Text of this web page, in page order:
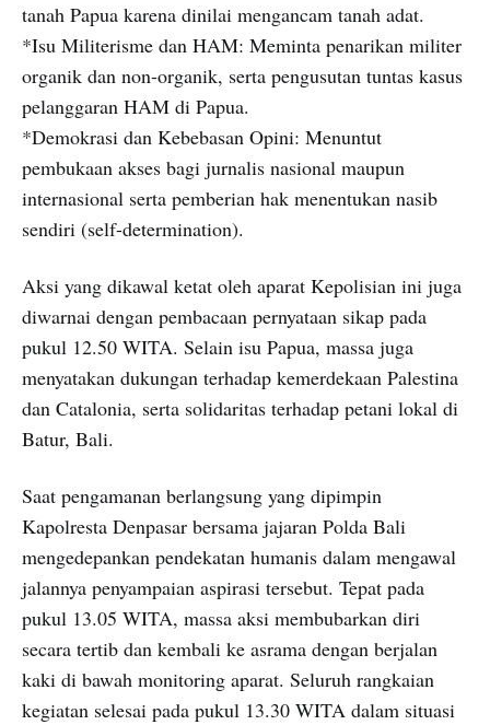
tanah Papua karena dinilai mengancam tanah adat.
*Isu Militerisme dan HAM: Meminta penarikan militer
organik dan non-organik, serta pengusutan tuntas kasus
pelanggaran HAM di Papua.
*Demokrasi dan Kebebasan Opini: Menuntut
pembukaan akses bagi jurnalis nasional maupun
internasional serta pemberian hak menentukan nasib
sendiri (self-determination).
Aksi yang dikawal ketat oleh aparat Kepolisian ini juga
diwarnai dengan pembacaan pernyataan sikap pada
pukul 12.50 WITA. Selain isu Papua, massa juga
menyatakan dukungan terhadap kemerdekaan Palestina
dan Catalonia, serta solidaritas terhadap petani lokal di
Batur, Bali.
Saat pengamanan berlangsung yang dipimpin
Kapolresta Denpasar bersama jajaran Polda Bali
mengedepankan pendekatan humanis dalam mengawal
jalannya penyampaian aspirasi tersebut. Tepat pada
pukul 13.05 WITA, massa aksi membubarkan diri
secara tertib dan kembali ke asrama dengan berjalan
kaki di bawah monitoring aparat. Seluruh rangkaian
kegiatan selesai pada pukul 13.30 WITA dalam situasi